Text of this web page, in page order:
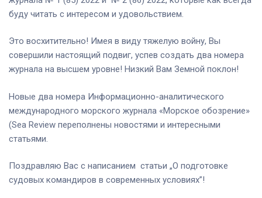
буду читать с интересом и удовольствием.
Это восхитительно! Имея в виду тяжелую войну, Вы
совершили настоящий подвиг, успев создать два номера
журнала на высшем уровне! Низкий Вам Земной поклон!
Новые два номера Информационно-аналитического
международного морского журнала «Морское обозрение»
(Sea Review переполнены новостями и интересными
статьями.
Поздравляю Вас с написанием статьи „О подготовке
судовых командиров в современных условиях”!